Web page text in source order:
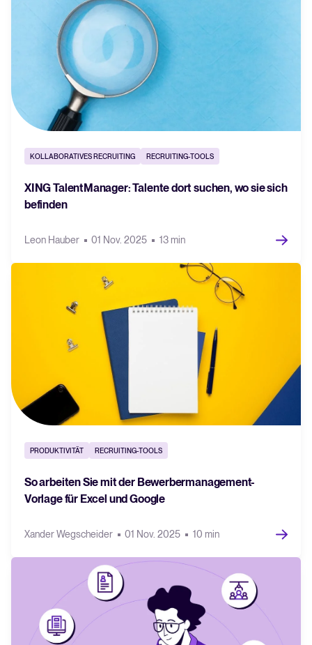
KOLLABORATIVES RECRUITING RECRUITING-TOOLS
XING TalentManager: Talente dort suchen, wo sie sich
befinden
Leon Hauber 01 Nov. 2025 13 min
PRODUKTIVITÄT RECRUITING-TOOLS
So arbeiten Sie mit der Bewerbermanagement-
Vorlage für Excel und Google
Xander Wegscheider 01 Nov. 2025 10 min